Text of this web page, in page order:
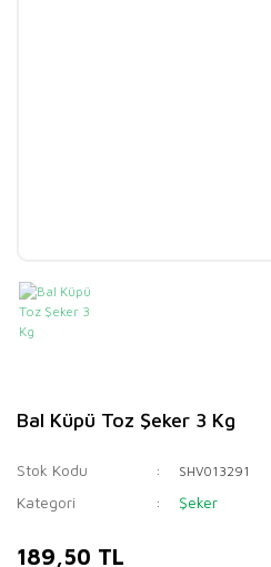
Bal Küpü Toz Şeker 3 Kg
Stok Kodu SHV013291
Kategori Şeker
189,50 TL